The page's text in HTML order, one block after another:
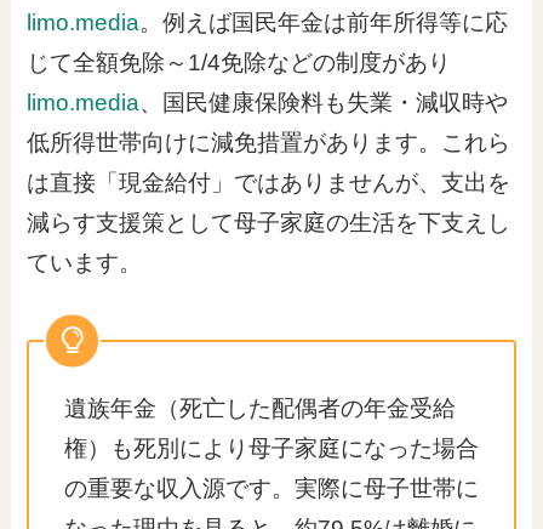
limo.media。例えば国民年金は前年所得等に応
じて全額免除～1/4免除などの制度があり
limo.media、国民健康保険料も失業・減収時や
低所得世帯向けに減免措置があります。これら
は直接「現金給付」ではありませんが、支出を
減らす支援策として母子家庭の生活を下支えし
ています。
遺族年金（死亡した配偶者の年金受給
権）も死別により母子家庭になった場合
の重要な収入源です。実際に母子世帯に